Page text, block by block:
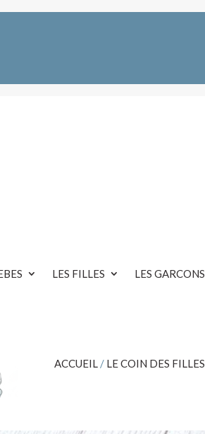
LES FILLES LES GARCONS
ACCUEIL / LE COIN DES FILLES